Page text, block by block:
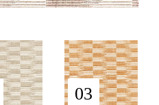
03